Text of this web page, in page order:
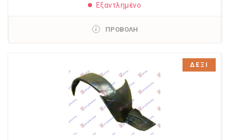
Εξαντλημένο
ΠΡΟΒΟΛΗ
ΔΕΞΙ